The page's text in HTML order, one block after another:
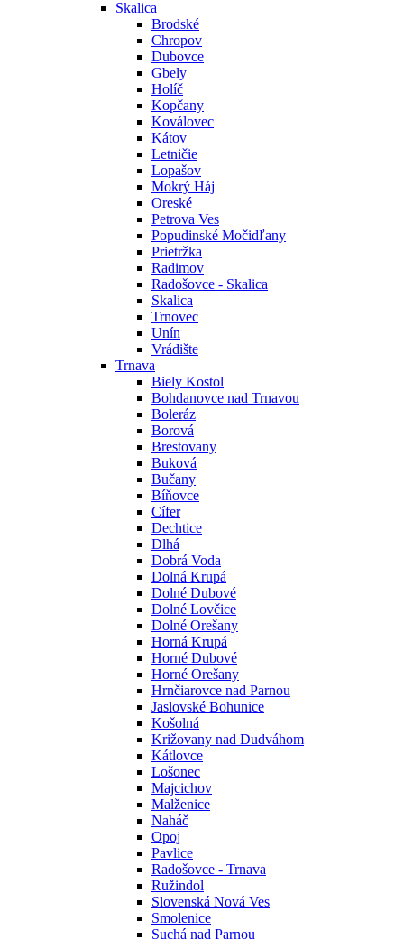
Skalica
Brodské
Chropov
Dubovce
Gbely
Holíč
Kopčany
Koválovec
Kátov
Letničie
Lopašov
Mokrý Háj
Oreské
Petrova Ves
Popudinské Močidľany
Prietržka
Radimov
Radošovce - Skalica
Skalica
Trnovec
Unín
Vrádište
Trnava
Biely Kostol
Bohdanovce nad Trnavou
Boleráz
Borová
Brestovany
Buková
Bučany
Bíňovce
Cífer
Dechtice
Dlhá
Dobrá Voda
Dolná Krupá
Dolné Dubové
Dolné Lovčice
Dolné Orešany
Horná Krupá
Horné Dubové
Horné Orešany
Hrnčiarovce nad Parnou
Jaslovské Bohunice
Košolná
Križovany nad Dudváhom
Kátlovce
Lošonec
Majcichov
Malženice
Naháč
Opoj
Pavlice
Radošovce - Trnava
Ružindol
Slovenská Nová Ves
Smolenice
Suchá nad Parnou